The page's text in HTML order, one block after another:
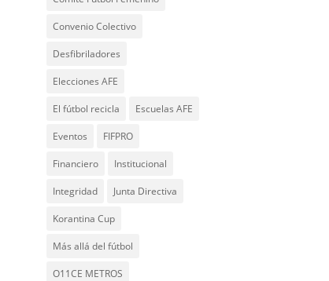
Convenio Colectivo
Desfibriladores
Elecciones AFE
El fútbol recicla Escuelas AFE
Eventos FIFPRO
Financiero Institucional
Integridad Junta Directiva
Korantina Cup
Más allá del fútbol
O11CE METROS